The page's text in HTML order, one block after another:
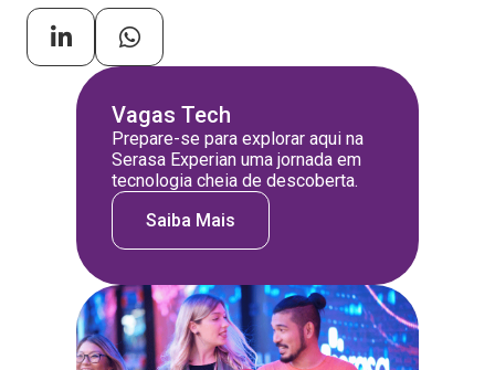
Vagas Tech
Prepare-se para explorar aqui na
Serasa Experian uma jornada em
tecnologia cheia de descoberta.
Saiba Mais